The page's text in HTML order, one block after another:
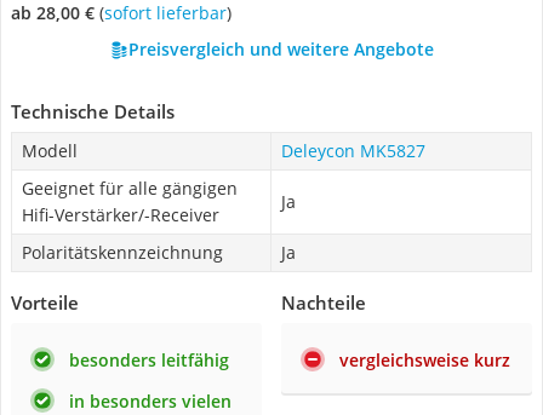
ab 28,00 € ( Sofort lieferbar)
Preisvergleich und weitere Angebote
Technische Details
Modell
Deleycon MK5827
Geeignet für alle gängigen
Hifi-Verstärker/-Receiver
Ja
Polaritätskennzeichnung Ja
Vorteile
besonders leitfähig
in besonders vielen
Nachteile
vergleichsweise kurz